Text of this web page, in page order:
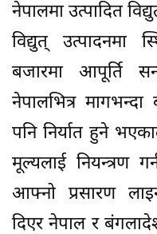
नेपालमा उत्पादित
विद्युत् उत्पादनमा
बजारमा आपूर्ति
नेपालभित्र
पनि निर्यात हुने
मूल्यलाई नियन्त्रण
आफ्नो प्रसारण
दिएर नेपाल र